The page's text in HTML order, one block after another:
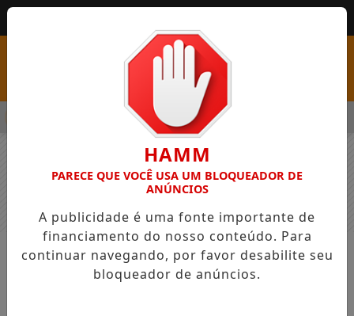
COM VAGAS EM SEIS FUNÇÕES E SALÁRIOS QUE CHEGAM
NOTÍCIAS GERAL
Assembleia Legislativa celebra
HAMM
PARECE QUE VOCÊ USA UM BLOQUEADOR DE
ANÚNCIOS
A publicidade é uma fonte importante de
financiamento do nosso conteúdo. Para
continuar navegando, por favor desabilite seu
bloqueador de anúncios.